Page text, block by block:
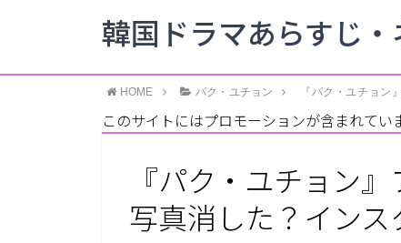
韓国ドラマあらすじ
HOME パク・ユチョン 『パク・ユチョン
このサイトにはプロモーションが含まれてい
『パク・ユチョン
写真消した？イン